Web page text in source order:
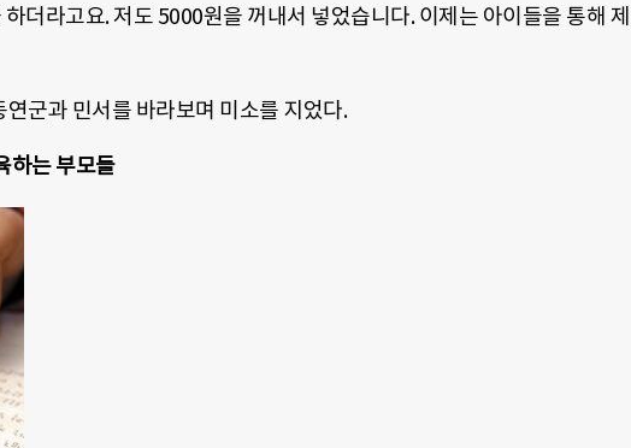
더라고요. 저도 5000원을 꺼내서 넣었습니다. 이제는 아이들을 통해 제
군과 민서를 바라보며 미소를 지었다.
하는 부모들